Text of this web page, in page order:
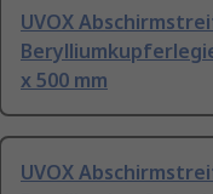
UVOX
x 500 mm
UVOX